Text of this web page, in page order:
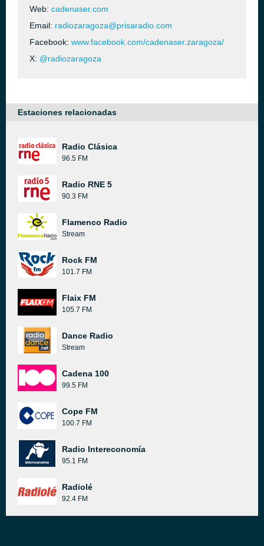
Web: cadenaser.com
Email: radiozaragoza@prisaradio.com
Facebook: www.facebook.com/cadenaser.zaragoza/
X: @radiozaragoza
Estaciones relacionadas
Radio Clásica
96.5 FM
Radio RNE 5
90.3 FM
Flamenco Radio
Stream
Rock FM
101.7 FM
Flaix FM
105.7 FM
Dance Radio
Stream
Cadena 100
99.5 FM
Cope FM
100.7 FM
Radio Intereconomía
95.1 FM
Radiolé
92.4 FM